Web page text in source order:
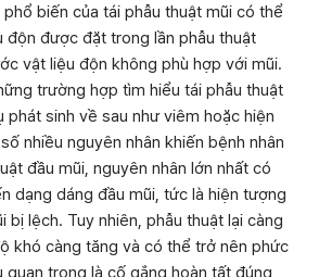
biến của tái phẫu thuật mũi có thể
độn được đặt trong lần phẫu thuật
vật liệu độn không phù hợp với mũi.
trường hợp tìm hiểu tái phẫu thuật
phát sinh về sau như viêm hoặc hiện
nhiều nguyên nhân khiến bệnh nhân
đầu mũi, nguyên nhân lớn nhất có
dạng dáng đầu mũi, tức là hiện tượng
bị lệch. Tuy nhiên, phẫu thuật lại càng
khó càng tăng và có thể trở nên phức
quan trọng là cố gắng hoàn tất đúng